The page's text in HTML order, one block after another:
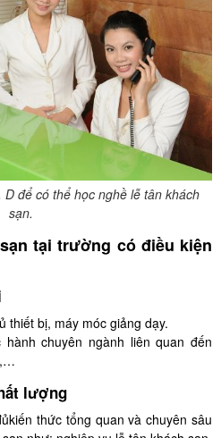
để có thể học nghề lễ tân khách
sạn.
tại trường có điều kiện
thiết bị, máy móc giảng dạy.
chuyên ngành liên quan đến
lượng
thức tổng quan và chuyên sâu